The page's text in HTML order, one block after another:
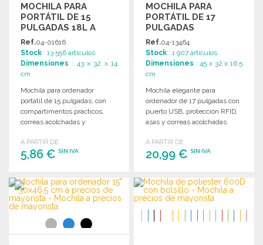
MOCHILA PARA
PORTÁTIL DE 15
PULGADAS 18L A
PRECIOS DE
MAYORISTA
Ref.04-01616
Stock : 13 556 artículos
Dimensiones : 43 x 32 x 14
cm
Mochila para ordenador
portátil de 15 pulgadas, con
compartimentos prácticos,
correas acolchadas y
Dimensiones: 32 x 43 x 14 cm.
A PARTIR DE
5,86 € SIN IVA
PEDIR
Solicitar un presupuesto
MOCHILA PARA
PORTÁTIL DE 17
PULGADAS
Ref.04-13464
Stock : 1 907 artículos
Dimensiones : 45 x 32 x 16.5
cm
Mochila elegante para
ordenador de 17 pulgadas con
puerto USB, protección RFID,
asas y correas acolchadas.
cm.
A PARTIR DE
20,99 €SIN IVA
PEDIR
Solicitar un presupuesto